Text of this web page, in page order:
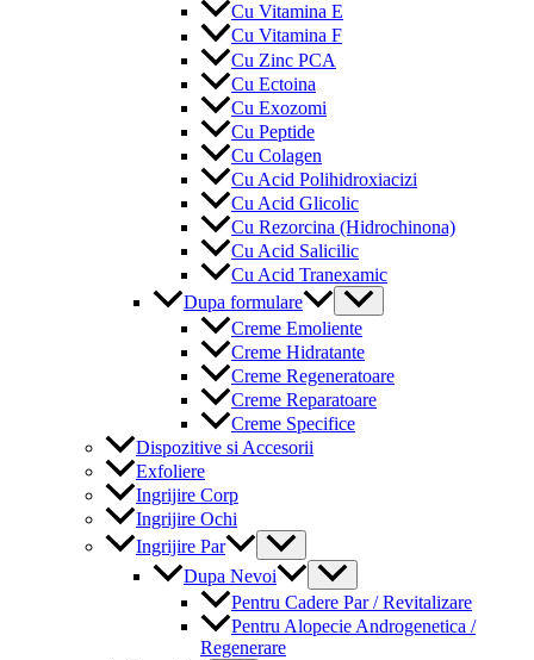
Cu Vitamina E
Cu Vitamina F
Cu Zinc PCA
Cu Ectoina
Cu Exozomi
Cu Peptide
Cu Colagen
Cu Acid Polihidroxiacizi
Cu Acid Glicolic
Cu Rezorcina (Hidrochinona)
Cu Acid Salicilic
Cu Acid Tranexamic
Dupa formulare
Menu
Toggle
Creme Emoliente
Creme Hidratante
Creme Regeneratoare
Creme Reparatoare
Creme Specifice
Dispozitive si Accesorii
Exfoliere
Ingrijire Corp
Ingrijire Ochi
Ingrijire Par
Menu
Toggle
Dupa Nevoi
Menu
Toggle
Pentru Cadere Par / Revitalizare
Pentru Alopecie Androgenetica /
Regenerare